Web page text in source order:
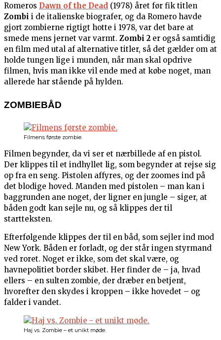
Romeros Dawn of the Dead (1978) året før fik titlen
Zombi i de italienske biografer, og da Romero havde
gjort zombierne rigtigt hotte i 1978, var det bare at
smede mens jernet var varmt. Zombi 2 er også samtidig
en film med utal af alternative titler, så det gælder om at
holde tungen lige i munden, når man skal opdrive
filmen, hvis man ikke vil ende med at købe noget, man
allerede har stående på hylden.
ZOMBIEBÅD
Filmens første zombie.
Filmen begynder, da vi ser et nærbillede af en pistol.
Der klippes til et indhyllet lig, som begynder at rejse sig
op fra en seng. Pistolen affyres, og der zoomes ind på
det blodige hoved. Manden med pistolen – man kan i
baggrunden ane noget, der ligner en jungle – siger, at
båden godt kan sejle nu, og så klippes der til
startteksten.
Efterfølgende klippes der til en båd, som sejler ind mod
New York. Båden er forladt, og der står ingen styrmand
ved roret. Noget er ikke, som det skal være, og
havnepolitiet border skibet. Her finder de – ja, hvad
ellers – en sulten zombie, der dræber en betjent,
hvorefter den skydes i kroppen – ikke hovedet – og
falder i vandet.
Haj vs. Zombie – et unikt møde.